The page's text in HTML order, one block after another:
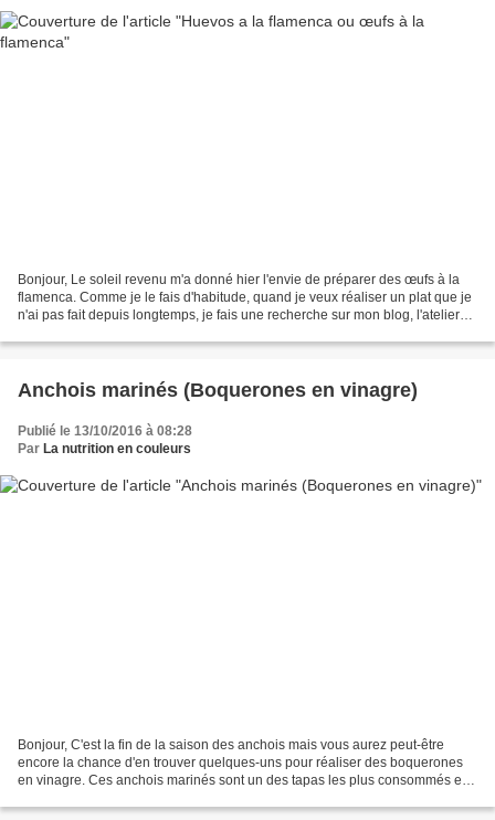
Bonjour, Le soleil revenu m'a donné hier l'envie de préparer des œufs à la
flamenca. Comme je le fais d'habitude, quand je veux réaliser un plat que je
n'ai pas fait depuis longtemps, je fais une recherche sur mon blog, l'atelier
Anchois marinés (Boquerones en vinagre)
Publié le 13/10/2016 à 08:28
Par La nutrition en couleurs
Bonjour, C'est la fin de la saison des anchois mais vous aurez peut-être
encore la chance d'en trouver quelques-uns pour réaliser des boquerones
en vinagre. Ces anchois marinés sont un des tapas les plus consommés en